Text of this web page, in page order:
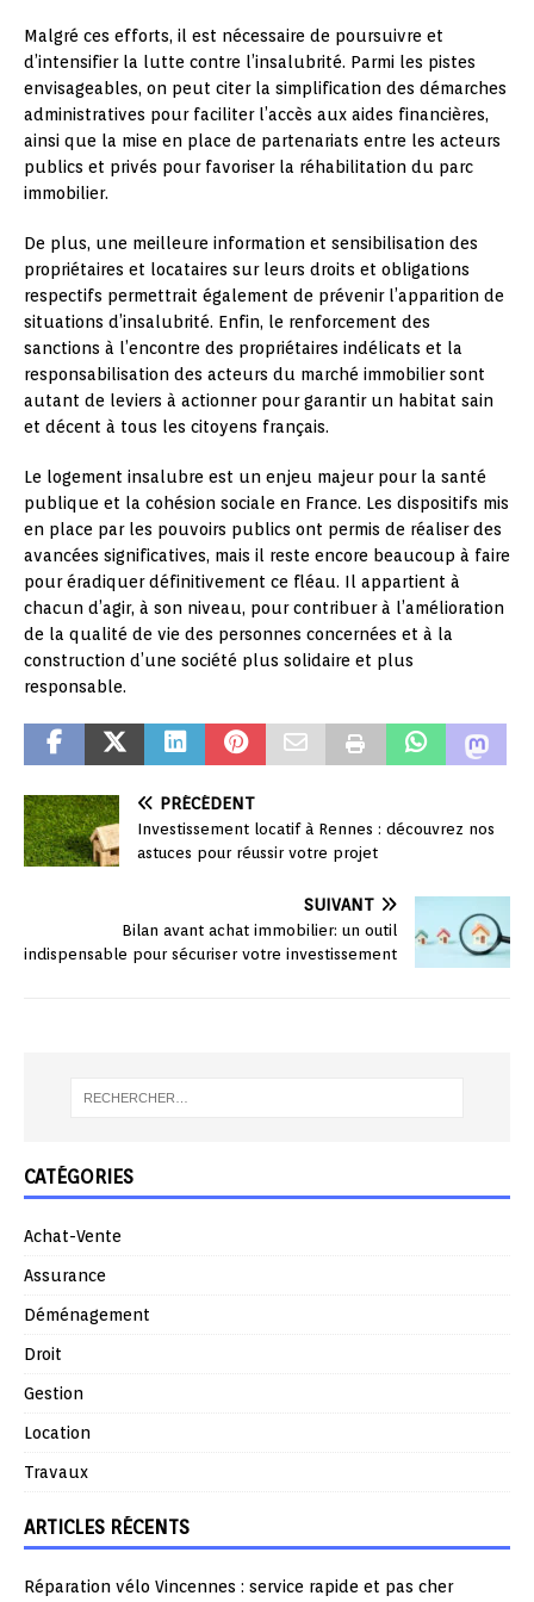
Malgré ces efforts, il est nécessaire de poursuivre et
d’intensifier la lutte contre l’insalubrité. Parmi les pistes
envisageables, on peut citer la simplification des démarches
administratives pour faciliter l’accès aux aides financières,
ainsi que la mise en place de partenariats entre les acteurs
publics et privés pour favoriser la réhabilitation du parc
immobilier.
De plus, une meilleure information et sensibilisation des
propriétaires et locataires sur leurs droits et obligations
respectifs permettrait également de prévenir l’apparition de
situations d’insalubrité. Enfin, le renforcement des
sanctions à l’encontre des propriétaires indélicats et la
responsabilisation des acteurs du marché immobilier sont
autant de leviers à actionner pour garantir un habitat sain
et décent à tous les citoyens français.
Le logement insalubre est un enjeu majeur pour la santé
publique et la cohésion sociale en France. Les dispositifs mis
en place par les pouvoirs publics ont permis de réaliser des
avancées significatives, mais il reste encore beaucoup à faire
pour éradiquer définitivement ce fléau. Il appartient à
chacun d’agir, à son niveau, pour contribuer à l’amélioration
de la qualité de vie des personnes concernées et à la
construction d’une société plus solidaire et plus
responsable.
PRÉCÉDENT
Investissement locatif à Rennes : découvrez nos
astuces pour réussir votre projet
SUIVANT
Bilan avant achat immobilier: un outil
indispensable pour sécuriser votre investissement
CATÉGORIES
Achat-Vente
Assurance
Déménagement
Droit
Gestion
Location
Travaux
ARTICLES RÉCENTS
Réparation vélo Vincennes : service rapide et pas cher